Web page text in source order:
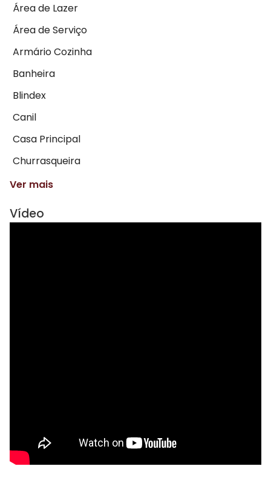
Área de Lazer
Área de Serviço
Armário Cozinha
Banheira
Blindex
Canil
Casa Principal
Churrasqueira
Ver mais
Vídeo